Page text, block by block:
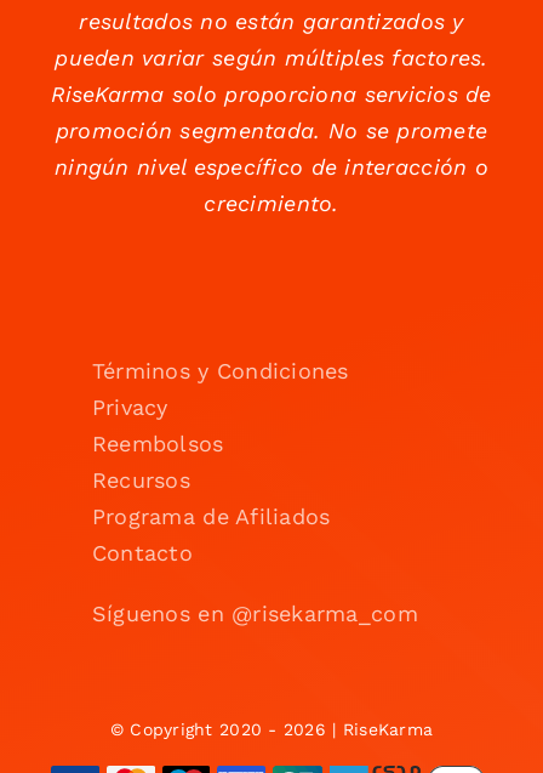
resultados no están garantizados y
pueden variar según múltiples factores.
RiseKarma solo proporciona servicios de
promoción segmentada. No se promete
ningún nivel específico de interacción o
crecimiento.
Términos y Condiciones
Privacy
Reembolsos
Recursos
Programa de Afiliados
Contacto
Síguenos en @risekarma_com
© Copyright 2020 - 2026 | RiseKarma